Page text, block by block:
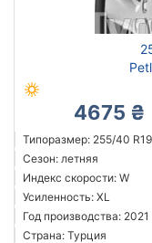
4675 ₴
Типоразмер: 255/40 R19
Сезон: летняя
Индекс скорости: W
Усиленность: XL
Год производства: 2021
Страна: Турция